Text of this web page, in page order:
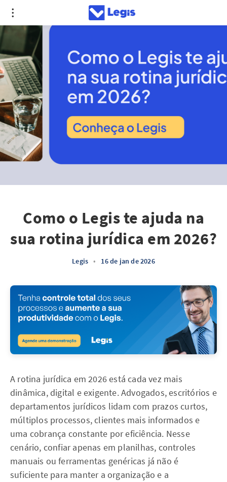
Como o Legis te ajuda na
sua rotina jurídica em 2026?
Legis • 16 de jan de 2026
A rotina jurídica em 2026 está cada vez mais
dinâmica, digital e exigente. Advogados, escritórios e
departamentos jurídicos lidam com prazos curtos,
múltiplos processos, clientes mais informados e
uma cobrança constante por eficiência. Nesse
cenário, confiar apenas em planilhas, controles
manuais ou ferramentas genéricas já não é
suficiente para manter a organização e a